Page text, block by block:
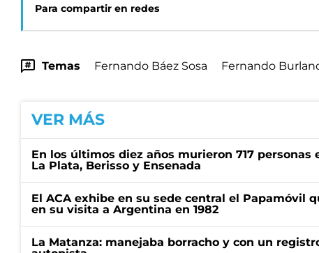
Para compartir en redes
Temas Fernando Báez Sosa Fernando
VER MÁS
En los últimos diez años murieron 717 personas
La Plata, Berisso y Ensenada
El ACA exhibe en su sede central el Papamóvil
en su visita a Argentina en 1982
La Matanza: manejaba borracho y con un